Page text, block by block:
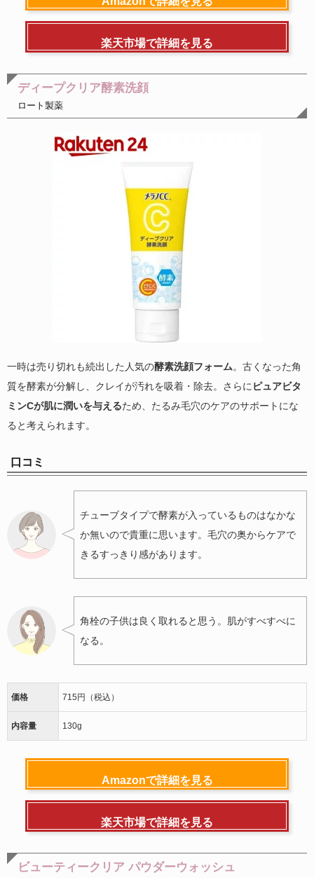
楽天市場で詳細を見る
ディープクリア酵素洗顔
ロート製薬
一時は売り切れも続出した人気の酵素洗顔フォーム。古くなった角
質を酵素が分解し、クレイが汚れを吸着・除去。さらにピュアビタ
ミンCが肌に潤いを与えるため、たるみ毛穴のケアのサポートにな
ると考えられます。
口コミ
チューブタイプで酵素が入っているものはなかな
か無いので貴重に思います。毛穴の奥からケアで
きるすっきり感があります。
角栓の子供は良く取れると思う。肌がすべすべに
なる。
価格 715円（税込）
内容量 130g
Amazonで詳細を見る
楽天市場で詳細を見る
ビューティークリア パウダーウォッシュ